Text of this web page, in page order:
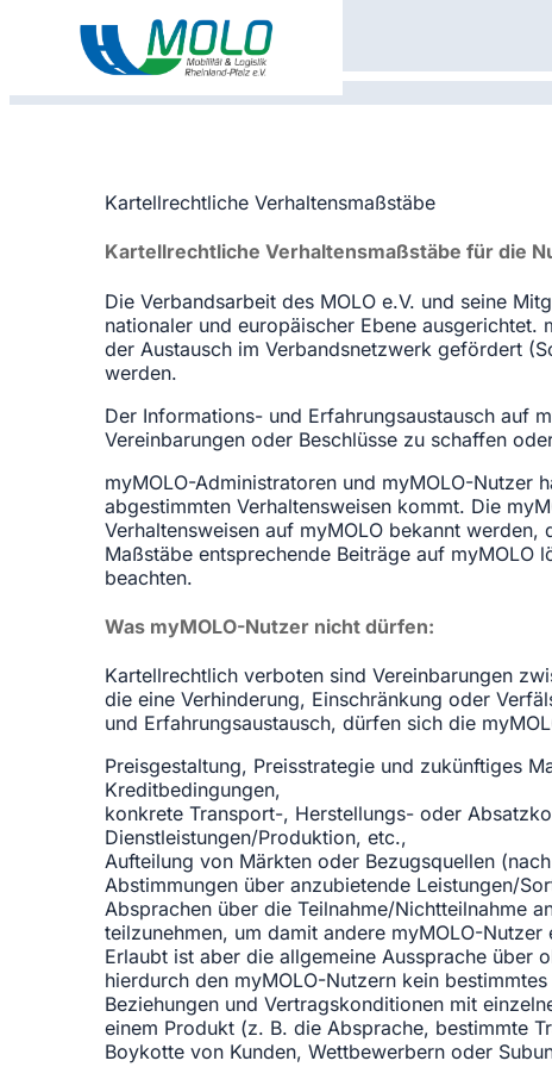
Kartellrechtliche Verhaltensmaßstäbe
Kartellrechtliche Verhaltensmaßstäbe für die
Die Verbandsarbeit des MOLO e.V. und seine
nationaler und europäischer Ebene
der Austausch im Verbandsnetzwerk gefördert
werden.
Der Informations- und Erfahrungsaustausch auf
Vereinbarungen oder Beschlüsse zu schaffen
myMOLO-Administratoren und myMOLO-Nutzer
abgestimmten Verhaltensweisen kommt. Die
Verhaltensweisen auf myMOLO bekannt
Maßstäbe entsprechende Beiträge auf myMOLO
beachten.
Was myMOLO-Nutzer nicht dürfen:
Kartellrechtlich verboten sind Vereinbarungen
die eine Verhinderung, Einschränkung oder
und Erfahrungsaustausch, dürfen sich die
Preisgestaltung, Preisstrategie und zukünftiges
Kreditbedingungen,
konkrete Transport-, Herstellungs- oder
Dienstleistungen/Produktion, etc.,
Aufteilung von Märkten oder Bezugsquellen
Abstimmungen über anzubietende Leistungen/
Absprachen über die Teilnahme/Nichtteilnahme
teilzunehmen, um damit andere myMOLO-
Erlaubt ist aber die allgemeine Aussprache über
hierdurch den myMOLO-Nutzern kein
Beziehungen und Vertragskonditionen mit
einem Produkt (z. B. die Absprache, bestimmte
Boykotte von Kunden, Wettbewerbern oder